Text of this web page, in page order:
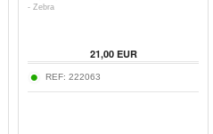
- Zebra
21,00EUR
REF: 222063